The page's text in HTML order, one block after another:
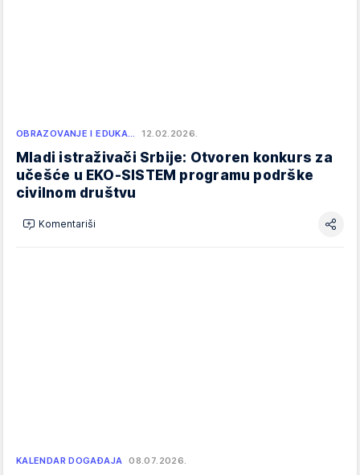
OBRAZOVANJE I EDUKA… 12.02.2026.
Mladi istraživači Srbije: Otvoren konkurs za
učešće u EKO-SISTEM programu podrške
civilnom društvu
Komentariši
KALENDAR DOGAĐAJA 08.07.2026.